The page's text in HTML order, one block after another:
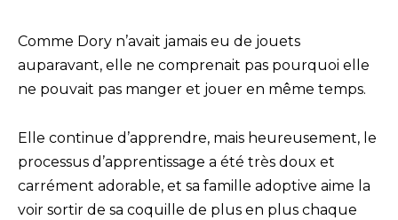
Comme Dory n’avait jamais eu de jouets
auparavant, elle ne comprenait pas pourquoi elle
ne pouvait pas manger et jouer en même temps.
Elle continue d’apprendre, mais heureusement, le
processus d’apprentissage a été très doux et
carrément adorable, et sa famille adoptive aime la
voir sortir de sa coquille de plus en plus chaque